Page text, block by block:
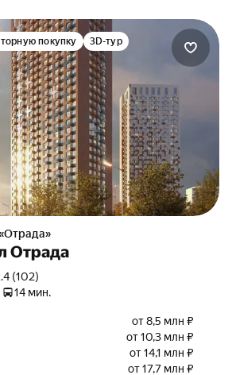
покупку 3D-тур
Отрада
(102)
14 мин.
от 8,5 млн ₽
от 10,3 млн ₽
от 14,1 млн ₽
от 17,7 млн ₽